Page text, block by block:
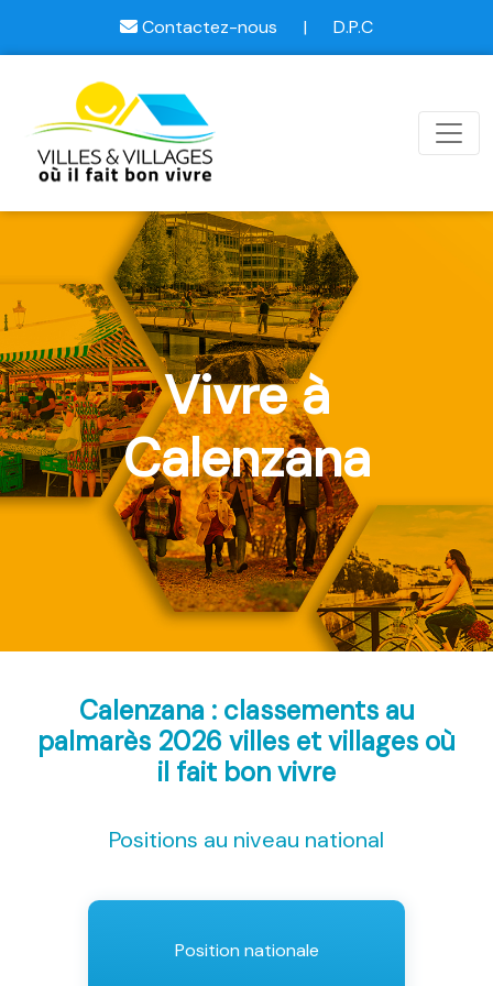
Contactez-nous | D.P.C
Vivre à
Calenzana
Calenzana : classements au
palmarès 2026 villes et villages où
il fait bon vivre
Positions au niveau national
Position nationale